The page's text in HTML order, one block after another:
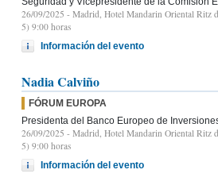
26/09/2025 - Madrid, Hotel Mandarin Oriental Ritz
5) 9:00 horas
Información del evento
Nadia Calviño
FÓRUM EUROPA
Presidenta del Banco Europeo de
26/09/2025 - Madrid, Hotel Mandarin Oriental Ritz
5) 9:00 horas
Información del evento